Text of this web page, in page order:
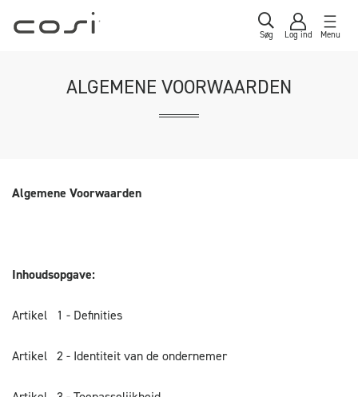
Søg Log ind Menu
ALGEMENE VOORWAARDEN
Algemene Voorwaarden
Inhoudsopgave:
Artikel 1 - Definities
Artikel 2 - Identiteit van de ondernemer